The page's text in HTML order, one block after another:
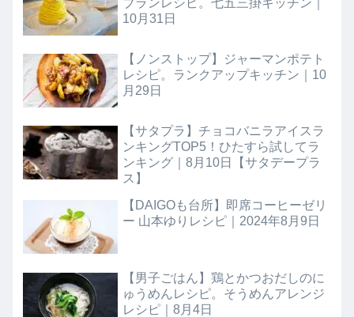
10月31日
【ノンストップ】ジャーマンポテト
レシピ。ランクアップキッチン｜10
月29日
【サタプラ】チョコバニラアイスラ
ンキングTOP5！ひたすら試してラ
ンキング｜8月10日【サタデープラ
ス】
【DAIGOも台所】即席コーヒーゼリ
ー 山本ゆりレシピ｜2024年8月9日
【男子ごはん】鶏とかつおだしのに
ゅうめんレシピ。そうめんアレンジ
レシピ｜8月4日